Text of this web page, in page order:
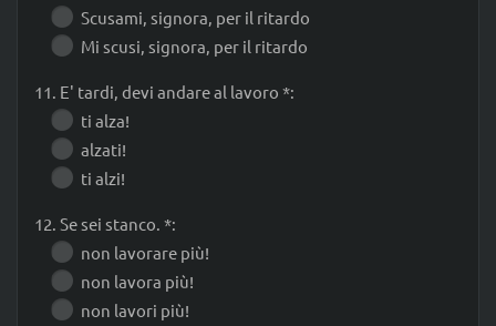
Scusami, signora, per il ritardo
Mi scusi, signora, per il ritardo
11. E' tardi, devi andare al lavoro *:
ti alza!
alzati!
ti alzi!
12. Se sei stanco. *:
non lavorare più!
non lavora più!
non lavori più!